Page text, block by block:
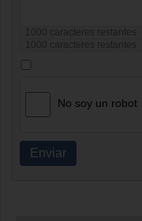
caracteres restantes
caracteres restantes
No soy un robot
Enviar